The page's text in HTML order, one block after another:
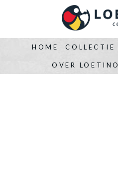
HOME COLLECTIE
OVER LOETINO